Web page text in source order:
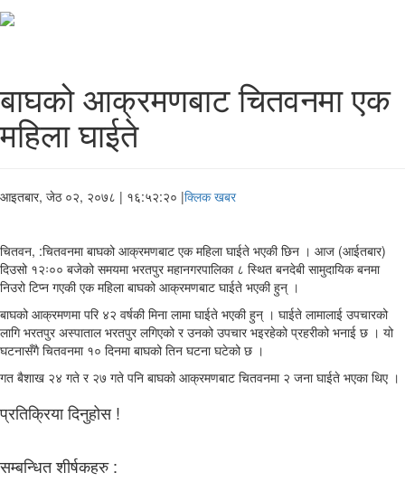
बाघको आक्रमणबाट चितवनमा एक
महिला घाईते
आइतबार, जेठ ०२, २०७८ | १६:५२:२० |क्लिक खबर
चितवन, :चितवनमा बाघको आक्रमणबाट एक महिला घाईते भएकी छिन । आज (आईतबार)
दिउसो १२ः०० बजेको समयमा भरतपुर महानगरपालिका ८ स्थित बनदेबी सामुदायिक बनमा
निउरो टिप्न गएकी एक महिला बाघको आक्रमणबाट घाईते भएकी हुन् ।
बाघको आक्रमणमा परि ४२ वर्षकी मिना लामा घाईते भएकी हुन् । घाईते लामालाई उपचारको
लागि भरतपुर अस्पाताल भरतपुर लगिएको र उनको उपचार भइरहेको प्रहरीको भनाई छ । यो
घटनासँगै चितवनमा १० दिनमा बाघको तिन घटना घटेको छ ।
गत बैशाख २४ गते र २७ गते पनि बाघको आक्रमणबाट चितवनमा २ जना घाईते भएका थिए ।
प्रतिक्रिया दिनुहोस !
सम्बन्धित शीर्षकहरु :